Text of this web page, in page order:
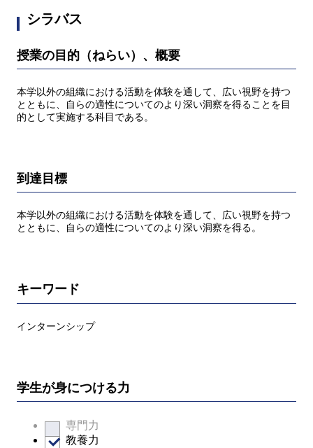
シラバス
授業の目的（ねらい）、概要
本学以外の組織における活動を体験を通して、広い視野を持つ
とともに、自らの適性についてのより深い洞察を得ることを目
的として実施する科目である。
到達目標
本学以外の組織における活動を体験を通して、広い視野を持つ
とともに、自らの適性についてのより深い洞察を得る。
キーワード
インターンシップ
学生が身につける力
専門力
教養力